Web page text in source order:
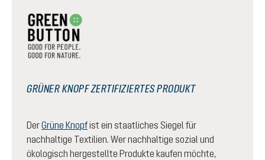
GRÜNER KNOPF ZERTIFIZIERTES PRODUKT
DerGrüne Knopfist ein staatliches Siegel für
nachhaltige Textilien. Wer nachhaltige sozial und
ökologisch hergestellte Produkte kaufen möchte,